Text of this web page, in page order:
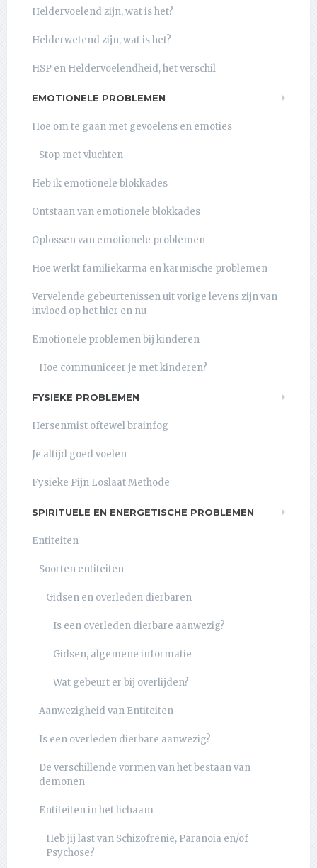
Heldervoelend zijn, wat is het?
Helderwetend zijn, wat is het?
HSP en Heldervoelendheid, het verschil
EMOTIONELE PROBLEMEN
Hoe om te gaan met gevoelens en emoties
Stop met vluchten
Heb ik emotionele blokkades
Ontstaan van emotionele blokkades
Oplossen van emotionele problemen
Hoe werkt familiekarma en karmische problemen
Vervelende gebeurtenissen uit vorige levens zijn van
invloed op het hier en nu
Emotionele problemen bij kinderen
Hoe communiceer je met kinderen?
FYSIEKE PROBLEMEN
Hersenmist oftewel brainfog
Je altijd goed voelen
Fysieke Pijn Loslaat Methode
SPIRITUELE EN ENERGETISCHE PROBLEMEN
Entiteiten
Soorten entiteiten
Gidsen en overleden dierbaren
Is een overleden dierbare aanwezig?
Gidsen, algemene informatie
Wat gebeurt er bij overlijden?
Aanwezigheid van Entiteiten
Is een overleden dierbare aanwezig?
De verschillende vormen van het bestaan van
demonen
Entiteiten in het lichaam
Heb jij last van Schizofrenie, Paranoia en/of
Psychose?